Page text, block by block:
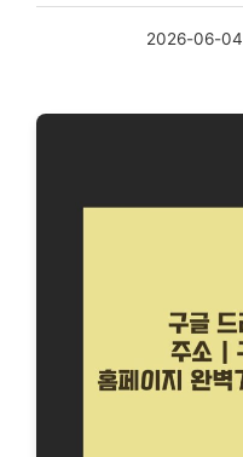
2026-06-04